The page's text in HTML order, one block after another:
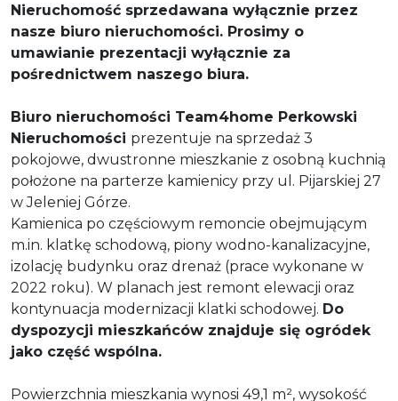
Nieruchomość sprzedawana wyłącznie przez
nasze biuro nieruchomości. Prosimy o
umawianie prezentacji wyłącznie za
pośrednictwem naszego biura.
Biuro nieruchomości Team4home Perkowski
Nieruchomości prezentuje na sprzedaż 3
pokojowe, dwustronne mieszkanie z osobną kuchnią
położone na parterze kamienicy przy ul. Pijarskiej 27
w Jeleniej Górze.
Kamienica po częściowym remoncie obejmującym
m.in. klatkę schodową, piony wodno-kanalizacyjne,
izolację budynku oraz drenaż (prace wykonane w
2022 roku). W planach jest remont elewacji oraz
kontynuacja modernizacji klatki schodowej. Do
dyspozycji mieszkańców znajduje się ogródek
jako część wspólna.
Powierzchnia mieszkania wynosi 49,1 m², wysokość